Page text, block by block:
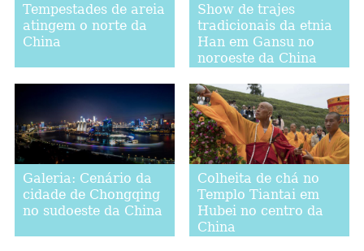
Tempestades de areia
atingem o norte da
China
Show de trajes
tradicionais da etnia
Han em Gansu no
noroeste da China
Galeria: Cenário da
cidade de Chongqing
no sudoeste da China
Colheita de chá no
Templo Tiantai em
Hubei no centro da
China